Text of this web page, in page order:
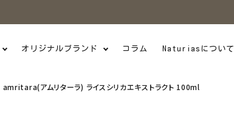
オリジナルブランド コラム Naturiasについて
amritara(アムリターラ) ライスシリカエキストラクト 100ml